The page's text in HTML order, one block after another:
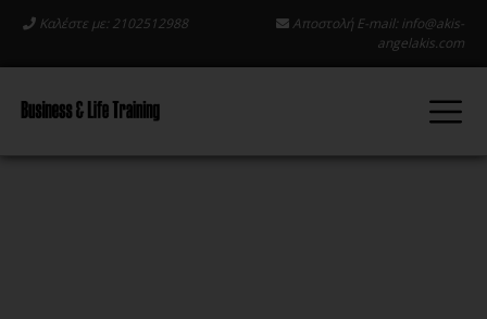
Καλέστε με: 2102512988 Αποστολή E-mail: info@akis-
angelakis.com